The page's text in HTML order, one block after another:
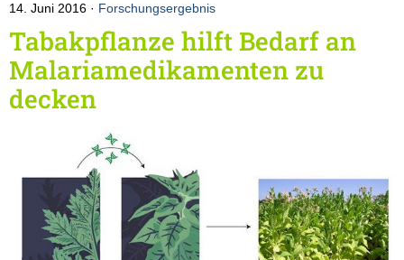
14. Juni 2016 Forschungsergebnis
Tabakpflanze hilft Bedarf an
Malariamedikamenten zu
decken